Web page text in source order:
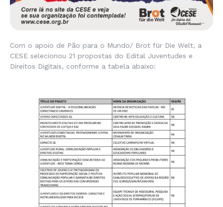
Com o apoio de Pão para o Mundo/ Brot für Die Welt, a
CESE selecionou 21 propostas do Edital Juventudes e
Direitos Digitais, conforme a tabela abaixo: